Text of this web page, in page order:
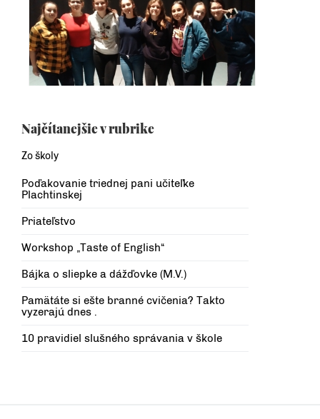
Najčítanejšie v rubrike
Zo školy
Poďakovanie triednej pani učiteľke
Plachtinskej
Priateľstvo
Workshop „Taste of English“
Bájka o sliepke a dážďovke (M.V.)
Pamätáte si ešte branné cvičenia? Takto
vyzerajú dnes .
10 pravidiel slušného správania v škole